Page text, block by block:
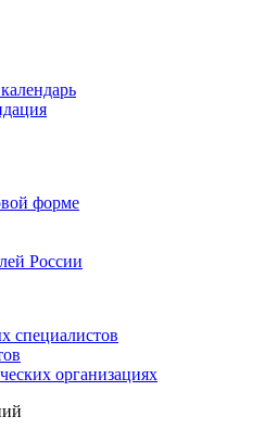
форме
России
специалистов
организациях